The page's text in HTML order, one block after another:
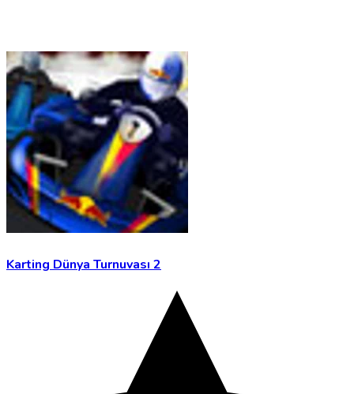
Karting Dünya Turnuvası 2